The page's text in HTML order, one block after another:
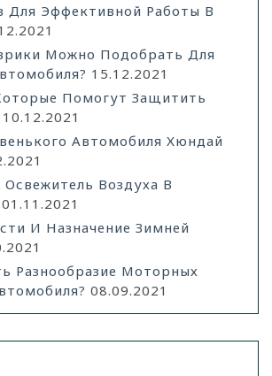
Для Эффективной Работы В
Можно Подобрать Для
15.12.2021
Помогут Защитить
10.12.2021
Автомобиля Хюндай
Воздуха В
01.11.2021
И Назначение Зимней
Разнообразие Моторных
08.09.2021